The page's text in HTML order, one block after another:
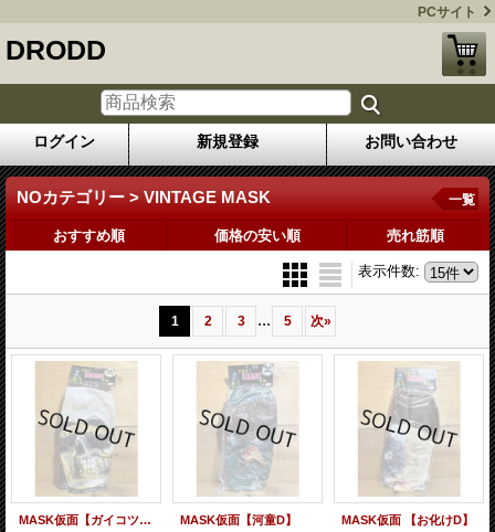
PCサイト
DRODD
ログイン 新規登録 お問い合わせ
NOカテゴリー > VINTAGE MASK 一覧
おすすめ順 価格の安い順 売れ筋順
表示件数:
1 2 3 ... 5 次»
MASK仮面【ガイコツD】
MASK仮面【河童D】
MASK仮面 【お化けD】